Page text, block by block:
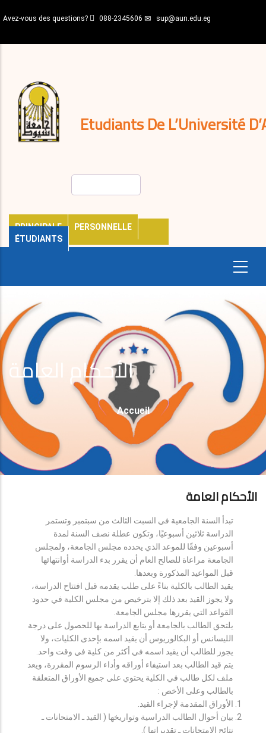
au
principal
Avez-vous des questions? 088-2345606 sup@aun.edu.eg
Etudiants De L’Université
PRINCIPALE
PERSONNELLE
ÉTUDIANTS
décisions
Expatriés
Journal
الأحكام العامة
Fil
D'Ariane
Accueil
الأحكام العامة
تبدأ السنة الجامعية في السبت الثالث من سبتمبر وتستمر
الدراسة ثلاثين أسبوعيًا، وتكون عطلة نصف السنة لمدة
أسبوعين وفقًا للموعد الذي يحدده مجلس الجامعة، ولمجلس
الجامعة مراعاة للصالح العام أن يقرر بدء الدراسة أوانتهائها
قبل المواعيد المذكورة وبعدها.
يقيد الطالب بالكلية بناءً على طلب يقدمه قبل افتتاح الدراسة،
ولا يجوز القيد بعد ذلك إلا بترخيص من مجلس الكلية في حدود
القواعد التي يقررها مجلس الجامعة.
يلتحق الطالب بالجامعة أو يتابع الدراسة بها للحصول على درجة
الليسانس أو البكالوريوس أن يقيد اسمه بإحدى الكليات، ولا
يجوز للطالب أن يقيد اسمه في أكثر من كلية في وقت واحد.
يتم قيد الطالب بعد استيفاء أوراقه وأداء الرسوم المقررة، ويعد
ملف لكل طالب في الكلية يحتوي على جميع الأوراق المتعلقة
بالطالب وعلى الأخص :
الأوراق المقدمة لإجراء القيد.
بيان أحوال الطالب الدراسية وتواريخها ( القيد ـ الامتحانات ـ
نتائح الامتحانات ـ تقديراتها ).